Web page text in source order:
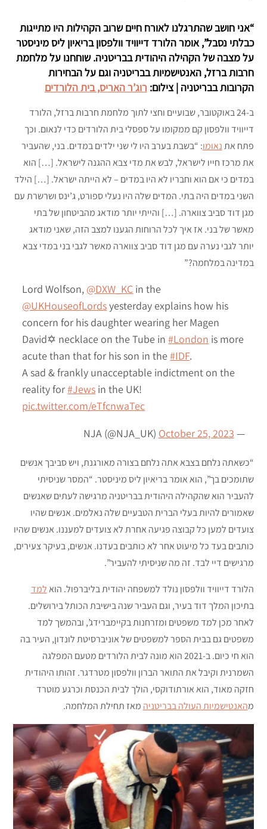
“אני חושב שהתרגלנו לאורח חיים שרוב הקהילות היו מתייגות
כבלתי נסבל”, אומר הלורד דייוויד וולפסון בריאיון ליס מיניסטר
על מצבה של הקהילה היהודית בבריטניה. שוחחנו על מלחמת
חרבות ברזל, האנטישמיות בבריטניה וגם על הבחירות
הקרובות בבריטניה | צילום: רוג’ר האריס, בית הלורדים
ב-24 באוקטובר, שבועיים וחצי לתוך מלחמת חרבות ברזל, הלורד
דייוויד וולפסון קם ממקומו על ספסלי בית הלורדים כדי לנאום. וכך
פתח אתנאומו: “בשבת בערב היו לי שני ילדים במדים. בני, שהעביר
את מרכז חייו לישראל, לבש את מדי צבא ההגנה לישראל. […] הוא
במדים כי אם הוא וחבריו לא היו במדים – לא הייתה ישראל. […] הילד
השני במדים היה בתי. המדים שלה היו נעלי ספורט, ג’ינס ושרשרת עם
מגן דוד סביב צווארה. […] והייתי יותר מודאג מהביטחון של בתי
מאשר של בני. אז איך לכל הרוחות הגענו למצב הזה, שאני מודאג
יותר לגבי נערה עם מגן דוד סביב צווארה מאשר לגבי בני במדי צבא
במדינה במלחמה?”
Lord Wolfson, @DXW_KC in the
@UKHouseofLordsyesterday explains how his
concern for his daughter wearing her Magen
David✡️ necklace on the Tube in#London is more
acute than that for his son in the#IDF.
A sad & frankly unacceptable indictment on the
reality for#Jews in the UK!
pic.twitter.com/eTfcnwaTec
— NJA (@NJA_UK)
October 25, 2023
“כשאתה נלחם בצבא אתה נלחם בצורה מאורגנת, ויש סביבך אנשים
שתומכים בך”, הוא אומר בריאיון ליס מיניסטר. “המסר שניסיתי
להעביר הוא שהקהילה היהודית בבריטניה מרגישה לעתים שאנשים
שאמורים להיות בעלי הברית הטבעיים שלה נאלמים. אנשים שהיו
צועדים למען כל קבוצה פגיעה אחרת לא צועדים למעננו. אנשים שהיו
כותבים בעד כל מיעוט אחר לא כותבים בעדנו. אנשים, בעיקר צעירים,
מרגישים דיי לבד. זה מה שניסיתי להעביר”.
הלורד דייוויד וולפסון נולד למשפחה יהודית בליברפול. הואלמד
בתיכון המלך דוד בעיר, וגם העביר שנה בישיבת הכותל בירושלים.
לאחר מכן למד משפטים ומזרחנות בקיימברידג’, ובהמשך למד
משפטים גם בבית הספר למשפטים של אוניברסיטת לונדון, העיר בה
הוא חי כיום. ב-2021 הוא מונה לבית הלורדים מטעם המפלגה
השמרנית וקיבל את התואר הברון וולפסון מטרדגר. זהותו היהודית
חזקה מאוד, הוא אורתודוקסי, הולך לבית הכנסת וכרגע מוטרד
מהאנטישמיות העולה בבריטניה מאז תחילת המלחמה.